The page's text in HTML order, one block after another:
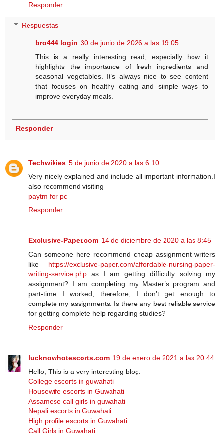
Responder
Respuestas
bro444 login 30 de junio de 2026 a las 19:05
This is a really interesting read, especially how it
highlights the importance of fresh ingredients and
seasonal vegetables. It’s always nice to see content
that focuses on healthy eating and simple ways to
improve everyday meals.
Responder
Techwikies 5 de junio de 2020 a las 6:10
Very nicely explained and include all important information.I
also recommend visiting
paytm for pc
Responder
Exclusive-Paper.com 14 de diciembre de 2020 a las 8:45
Can someone here recommend cheap assignment writers
like https://exclusive-paper.com/affordable-nursing-paper-
writing-service.php as I am getting difficulty solving my
assignment? I am completing my Master’s program and
part-time I worked, therefore, I don’t get enough to
complete my assignments. Is there any best reliable service
for getting complete help regarding studies?
Responder
lucknowhotescorts.com 19 de enero de 2021 a las 20:44
Hello, This is a very interesting blog.
College escorts in guwahati
Housewife escorts in Guwahati
Assamese call girls in guwahati
Nepali escorts in Guwahati
High profile escorts in Guwahati
Call Girls in Guwahati